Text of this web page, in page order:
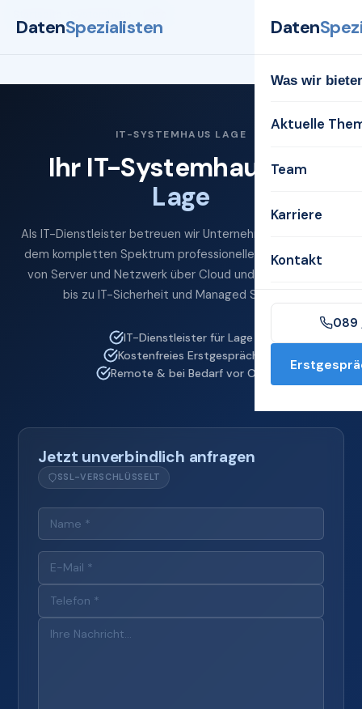
DatenSpezialisten Daten
Was wir
Aktuelle
Team
Karriere
Kontakt
089
IT-SYSTEMHAUS LAGE
Ihr IT-Systemhaus für
Lage
Als IT-Dienstleister betreuen wir Unternehmen in Lage mit
dem kompletten Spektrum professioneller IT-Services —
von Server und Netzwerk über Cloud und Microsoft 365
bis zu IT-Sicherheit und Managed Services.
IT-Dienstleister für Lage
Kostenfreies Erstgespräch
Remote & bei Bedarf vor Ort
Jetzt unverbindlich anfragen
SSL-VERSCHLÜSSELT